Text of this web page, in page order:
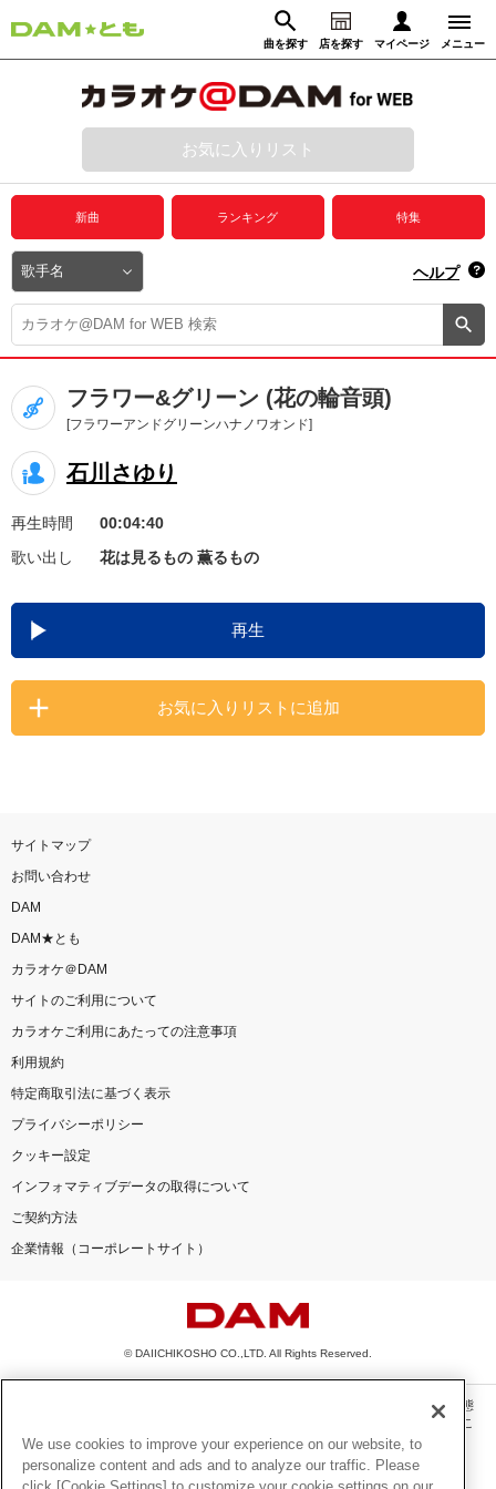
曲を探す 店を探す マイページ メニュー
動画からさがす 録音からさがす
ログイン
プレミアムサービス
DAM★とも動画
DAM★とも録音
カラオケ＠DAM
ユーザー検索
キャンペーン
お知らせ よくあるご質問
DAMの新曲・ランキングなど
カラオケ最新情報をチェック！
お気に入りリスト
新曲 ランキング 特集
ヘルプ
フラワー&グリーン (花の輪音頭)
[フラワーアンドグリーンハナノワオンド]
石川さゆり
再生時間
00:04:40
歌い出し
花は見るもの 薫るもの
再生
お気に入りリストに追加
サイトマップ
お問い合わせ
DAM
DAM★とも
カラオケ＠DAM
サイトのご利用について
カラオケご利用にあたっての注意事項
利用規約
特定商取引法に基づく表示
プライバシーポリシー
クッキー設定
インフォマティブデータの取得について
ご契約方法
企業情報（コーポレートサイト）
© DAIICHIKOSHO CO.,LTD. All Rights Reserved.
このサイトに掲載されている一切の文章・画像・写真・動画・音声等を、手段や形態
を問わず、著作権法の定める範囲を超えて無断で複製、転載、ファイル化などするこ
とを禁じます。
楽曲及びコンテンツは、機種によりご利用いただけない場合があります。
We use cookies to improve your experience on our website, to
personalize content and ads and to analyze our traffic. Please